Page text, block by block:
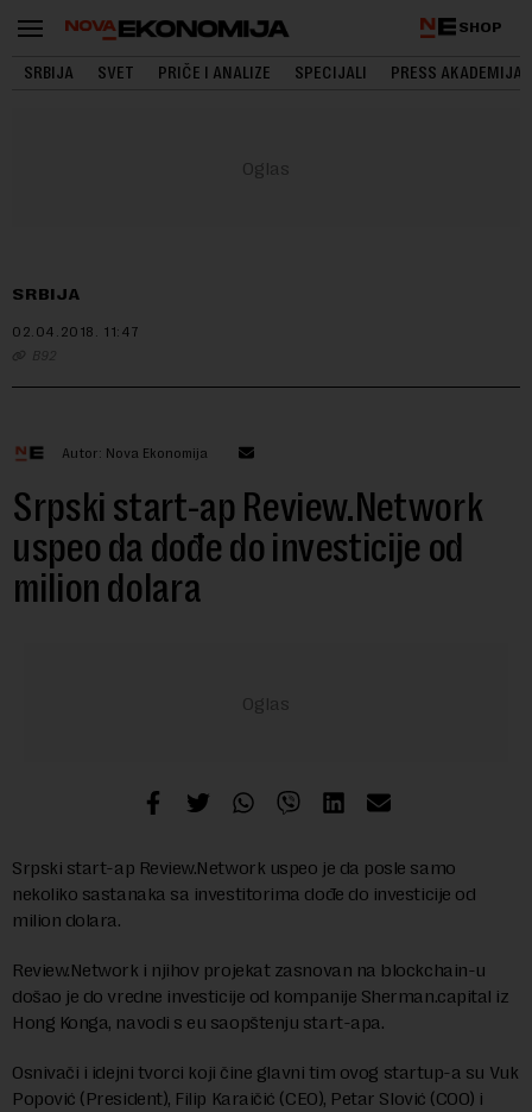
SHOP
SRBIJA SVET PRIČE I ANALIZE SPECIJALI PRESS AKADEMIJA
SRBIJA
02.04.2018. 11:47
B92
Autor: Nova Ekonomija
Srpski start-ap Review.Network
uspeo da dođe do investicije od
milion dolara
Srpski start-ap Review.Network uspeo je da posle samo
nekoliko sastanaka sa investitorima dođe do investicije od
milion dolara.
Review.Network i njihov projekat zasnovan na blockchain-u
došao je do vredne investicije od kompanije Sherman.capital iz
Hong Konga, navodi s eu saopštenju start-apa.
Osnivači i idejni tvorci koji čine glavni tim ovog startup-a su Vuk
Popović (President), Filip Karaičić (CEO), Petar Slović (COO) i